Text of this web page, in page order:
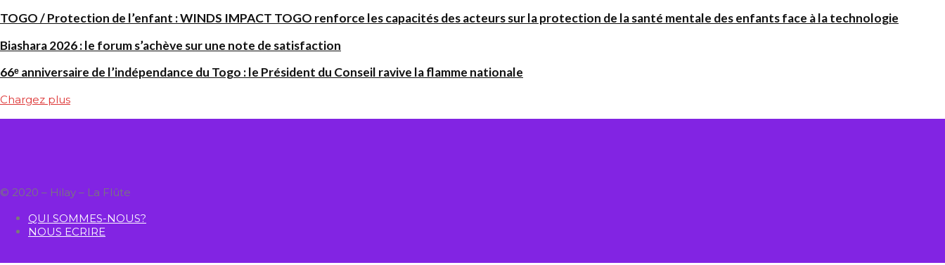
TOGO / Protection de l’enfant : WINDS IMPACT TOGO renforce les capacités des acteurs sur la protection de la santé mentale des enfants face à la technologie
Biashara 2026 : le forum s’achève sur une note de satisfaction
66ᵉ anniversaire de l’indépendance du Togo : le Président du Conseil ravive la flamme nationale
Chargez plus
© 2020 – Hilay – La Flûte
QUI SOMMES-NOUS?
NOUS ECRIRE